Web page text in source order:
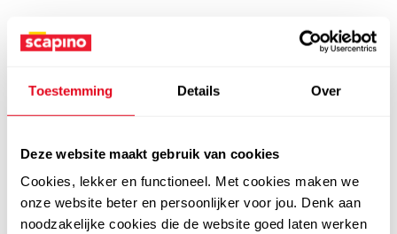
Toestemming Details Over
Deze website maakt gebruik van cookies
Cookies, lekker en functioneel. Met cookies maken we
onze website beter en persoonlijker voor jou. Denk aan
noodzakelijke cookies die de website goed laten werken